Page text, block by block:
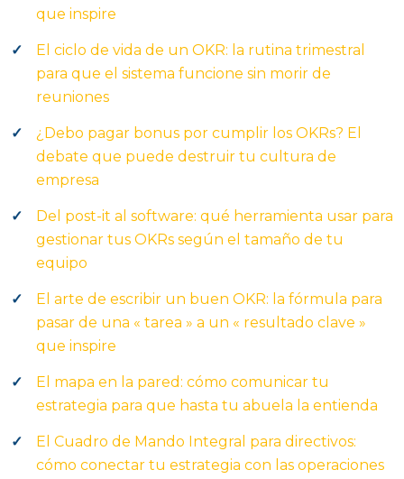
que inspire
El ciclo de vida de un OKR: la rutina trimestral
para que el sistema funcione sin morir de
reuniones
¿Debo pagar bonus por cumplir los OKRs? El
debate que puede destruir tu cultura de
empresa
Del post-it al software: qué herramienta usar para
gestionar tus OKRs según el tamaño de tu
equipo
El arte de escribir un buen OKR: la fórmula para
pasar de una « tarea » a un « resultado clave »
que inspire
El mapa en la pared: cómo comunicar tu
estrategia para que hasta tu abuela la entienda
El Cuadro de Mando Integral para directivos:
cómo conectar tu estrategia con las operaciones